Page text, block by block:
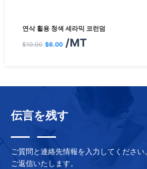
연삭 휠용 청색 세라믹 코런덤
$10.00 $6.00
재
/MT
伝言を残す
ご質問と連絡先情報を入力してください
ご返信いたします。